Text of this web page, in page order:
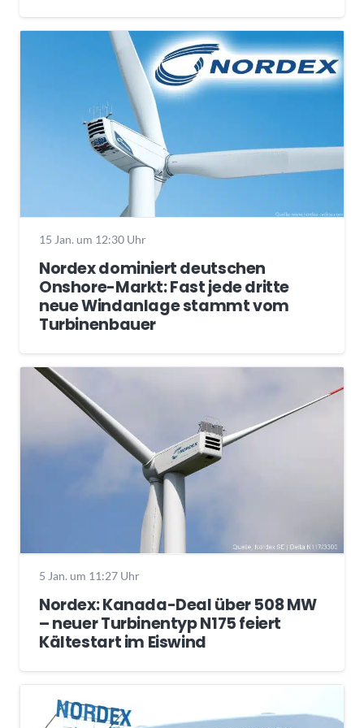
15 Jan. um 12:30 Uhr
Nordex dominiert deutschen
Onshore-Markt: Fast jede dritte
neue Windanlage stammt vom
Turbinenbauer
5 Jan. um 11:27 Uhr
Nordex: Kanada-Deal über 508 MW
– neuer Turbinentyp N175 feiert
Kältestart im Eiswind